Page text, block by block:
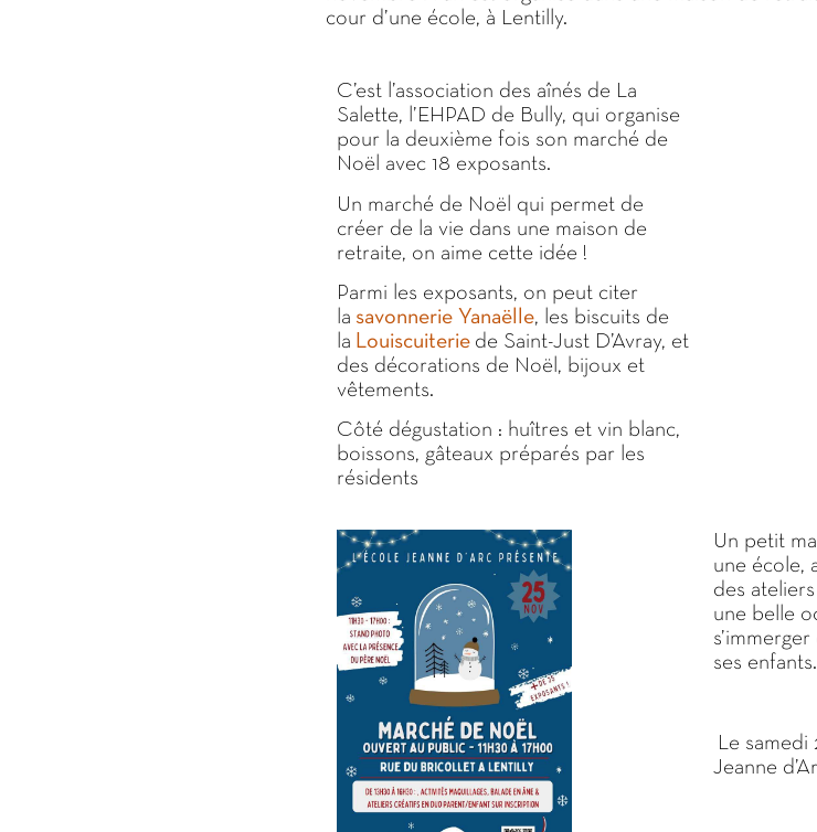
cour d’une école, à Lentilly.
C’est l’association des aînés de La
Salette, l’EHPAD de Bully, qui organise
pour la deuxième fois son marché de
Noël avec 18 exposants.
Un marché de Noël qui permet de
créer de la vie dans une maison de
retraite, on aime cette idée !
Parmi les exposants, on peut citer
la savonnerie Yanaëlle, les biscuits de
la Louiscuiterie de Saint-Just D’Avray, et
des décorations de Noël, bijoux et
vêtements.
Côté dégustation : huîtres et vin blanc,
boissons, gâteaux préparés par les
résidents
Un petit
une école,
des
une belle
ses enfants.
Le samedi
Jeanne